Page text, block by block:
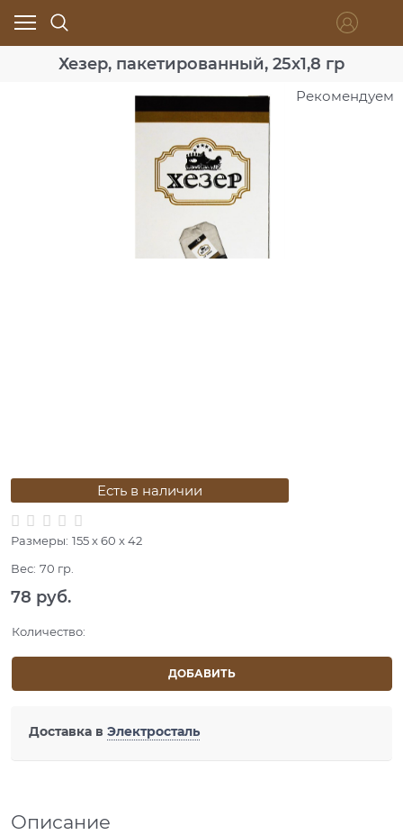
Хезер, пакетированный, 25х1,8 гр
Рекомендуем
Есть в наличии
Размеры: 155 x 60 x 42
Вес: 70 гр.
78 руб.
Количество:
ДОБАВИТЬ
Доставка в Электросталь
Описание